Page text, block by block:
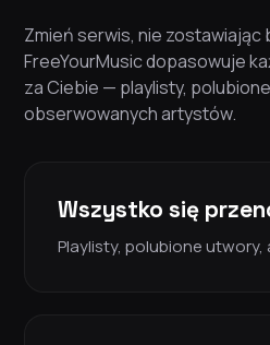
Zmień serwis, nie zostawiając
FreeYourMusic dopasowuje
za Ciebie — playlisty,
obserwowanych artystów.
Wszystko się
Playlisty, polubione utwory,